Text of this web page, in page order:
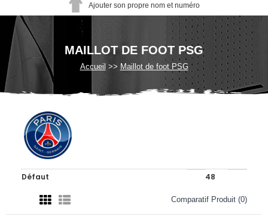
Ajouter son propre nom et numéro
MAILLOT DE FOOT PSG
Accueil Maillot de foot PSG
Comparatif Produit (0)